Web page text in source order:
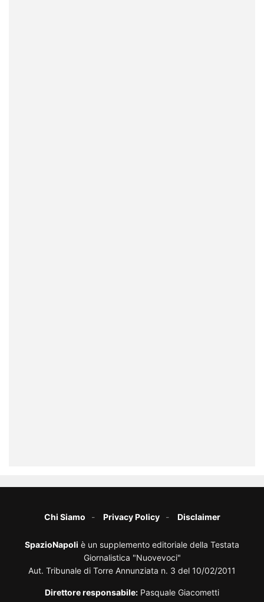
Chi Siamo Privacy Policy Disclaimer
SpazioNapoli è un supplemento editoriale della Testata
Giornalistica "Nuovevoci"
Aut. Tribunale di Torre Annunziata n. 3 del 10/02/2011
Direttore responsabile: Pasquale Giacometti